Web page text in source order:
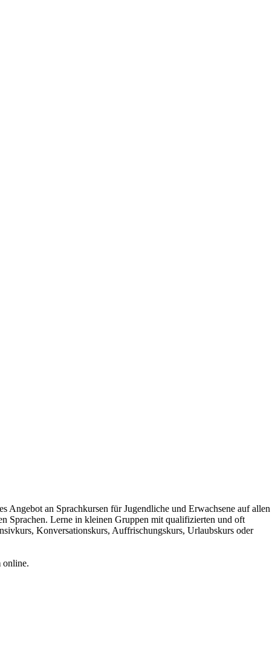
an Sprachkursen für Jugendliche und Erwachsene auf allen
Sprachen. Lerne in kleinen Gruppen mit qualifizierten und oft
Konversationskurs, Auffrischungskurs, Urlaubskurs oder
online.